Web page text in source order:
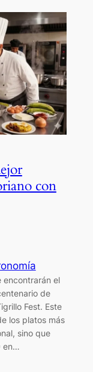
con
encontrarán el
de
Fest. Este
los platos más
sino que
en…